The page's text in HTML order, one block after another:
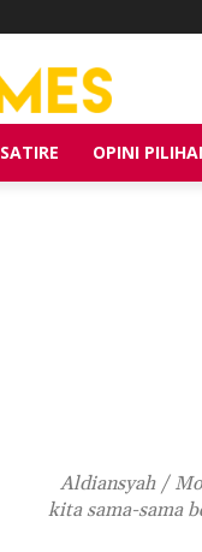
SATIRE OPINI
Aldiansyah /
kita sama-sama